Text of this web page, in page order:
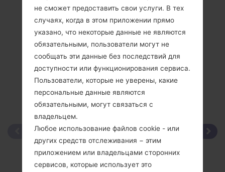
не сможет предоставить свои услуги. В тех
случаях, когда в этом приложении прямо
указано, что некоторые данные не являются
обязательными, пользователи могут не
сообщать эти данные без последствий для
доступности или функционирования сервиса.
Пользователи, которые не уверены, какие
персональные данные являются
обязательными, могут связаться с
владельцем.
Любое использование файлов cookie - или
других средств отслеживания − этим
приложением или владельцами сторонних
сервисов, которые использует это